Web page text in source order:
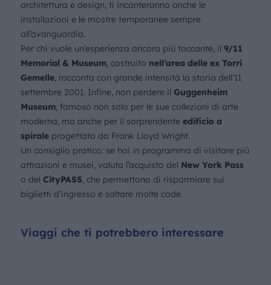
architettura e design, ti incanteranno anche le
installazioni e le mostre temporanee sempre
all’avanguardia.
Per chi vuole un’esperienza ancora più toccante, il 9/11
Memorial & Museum, costruito nell’area delle ex Torri
Gemelle, racconta con grande intensità la storia dell’11
settembre 2001. Infine, non perdere il Guggenheim
Museum, famoso non solo per le sue collezioni di arte
moderna, ma anche per il sorprendente edificio a
spiraleprogettato da Frank Lloyd Wright.
Un consiglio pratico: se hai in programma di visitare più
attrazioni e musei, valuta l’acquisto del New York Pass
o del CityPASS, che permettono di risparmiare sui
biglietti d’ingresso e saltare molte code.
Viaggi che ti potrebbero interessare